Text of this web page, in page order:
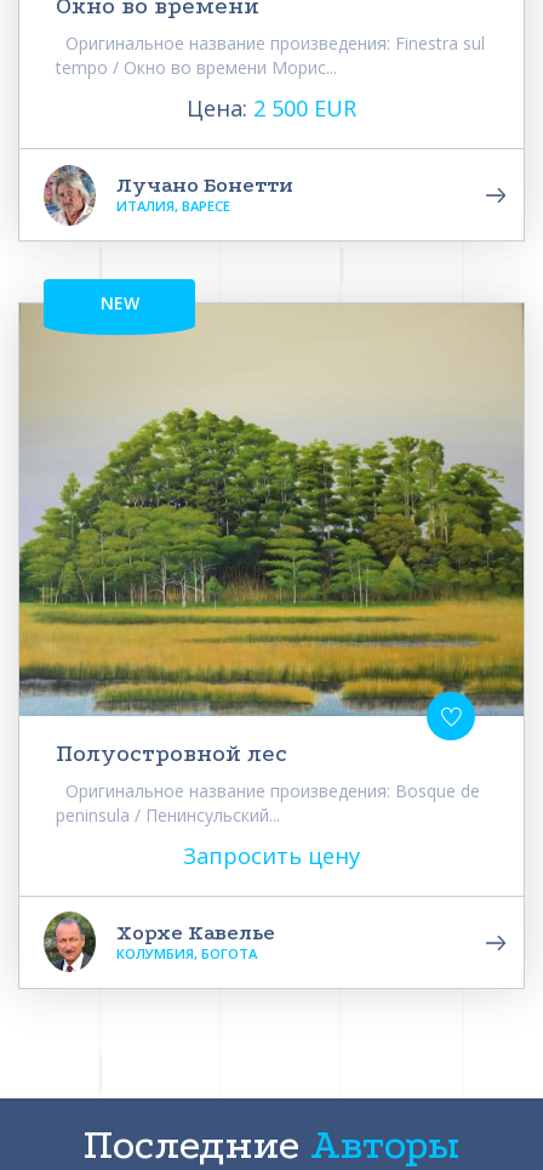
Окно во времени
Оригинальное название произведения: Finestra sul
tempo / Окно во времени Морис...
Цена: 2 500 EUR
Лучано Бонетти
ИТАЛИЯ, ВАРЕСЕ
NEW
Полуостровной лес
Оригинальное название произведения: Bosque de
peninsula / Пенинсульский...
Запросить цену
Хорхе Кавелье
КОЛУМБИЯ, БОГОТА
Последние Авторы